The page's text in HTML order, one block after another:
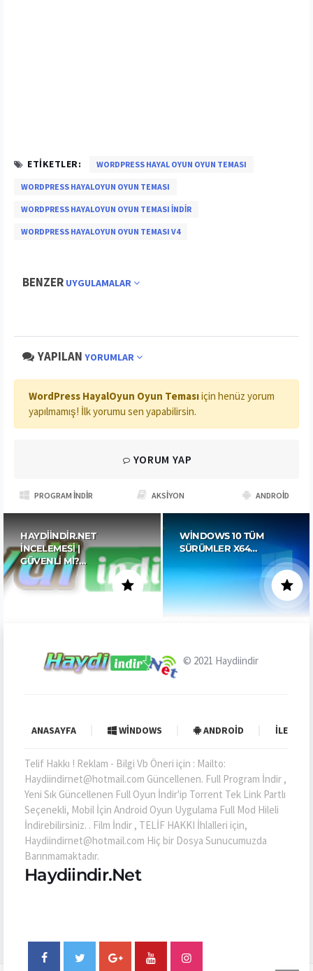
PROGRAM İNDIR AKSIYON ANDROID
HAYDIINDIR.NET
İNCELEMESI |
GÜVENLI MI?…
WINDOWS 10 TÜM
SÜRÜMLER X64…
ETIKETLER: WORDPRESS HAYAL OYUN OYUN TEMASI
WORDPRESS HAYALOYUN OYUN TEMASI
WORDPRESS HAYALOYUN OYUN TEMASI INDIR
WORDPRESS HAYALOYUN OYUN TEMASI V4
BENZER UYGULAMALAR
YAPILAN YORUMLAR
WordPress HayalOyun Oyun Temasıiçin henüz yorum
yapılmamış! İlk yorumu sen yapabilirsin.
YORUM YAP
© 2021 Haydiindir
ANASAYFA WINDOWS ANDROID İLETIŞIM
Telif Hakkı ! Reklam - Bilgi Vb Öneri için : Mailto:
Haydiindirnet@hotmail.com Güncellenen. Full Program İndir ,
Yeni Sık Güncellenen Full Oyun İndir'ip Torrent Tek Link Partlı
Seçenekli, Mobil İçin Android Oyun Uygulama Full Mod Hileli
İndirebilirsiniz. . Film İndir , TELİF HAKKI İhlalleri için,
Haydiindirnet@hotmail.com Hiç bir Dosya Sunucumuzda
Barınmamaktadır.
Haydiindir.Net